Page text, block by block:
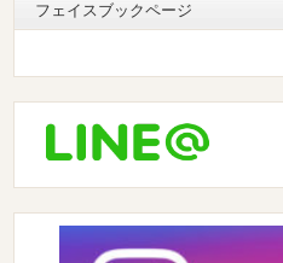
フェイスブックページ